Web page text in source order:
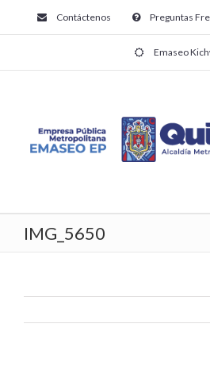
Contáctenos Preguntas
Emaseo
IMG_5650